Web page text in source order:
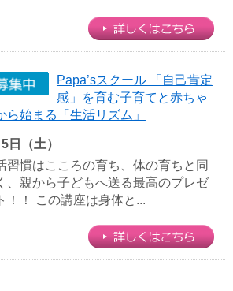
Papa’sスクール 「自己肯定
感」を育む子育てと赤ちゃ
ら始まる「生活リズム」
日（土）
習慣はこころの育ち、体の育ちと同
、親から子どもへ送る最高のプレゼ
！！ この講座は身体と...